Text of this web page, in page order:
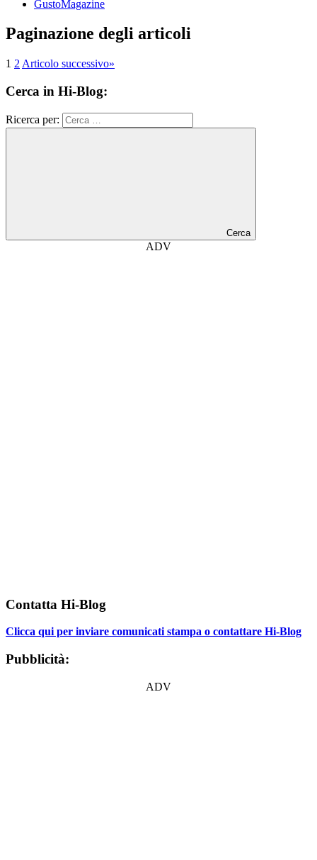
GustoMagazine
Paginazione degli articoli
1 2 Articolo successivo»
Cerca in Hi-Blog:
Ricerca per:
Cerca
ADV
Contatta Hi-Blog
Clicca qui per inviare comunicati stampa o contattare Hi-Blog
Pubblicità:
ADV